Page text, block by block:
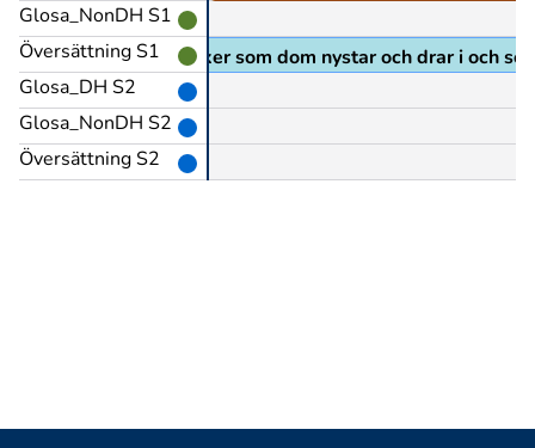
Glosa_NonDH S1
Översättning S1
Glosa_DH S2
Glosa_NonDH S2
Översättning S2
lite mystiska saker som dom nystar och drar i och